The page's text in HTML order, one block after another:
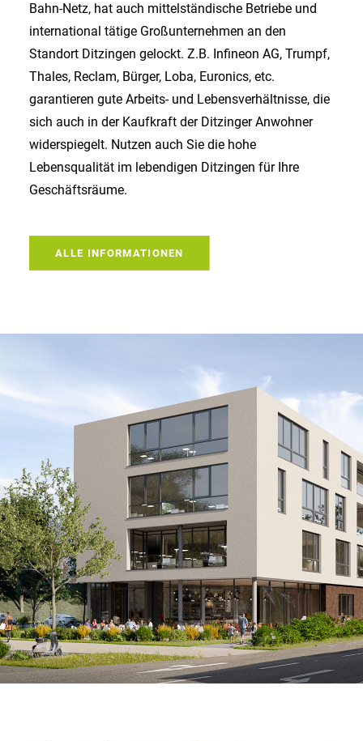
Bahn-Netz, hat auch mittelständische Betriebe und
international tätige Großunternehmen an den
Standort Ditzingen gelockt. Z.B. Infineon AG, Trumpf,
Thales, Reclam, Bürger, Loba, Euronics, etc.
garantieren gute Arbeits- und Lebensverhältnisse, die
sich auch in der Kaufkraft der Ditzinger Anwohner
widerspiegelt. Nutzen auch Sie die hohe
Lebensqualität im lebendigen Ditzingen für Ihre
Geschäftsräume.
ALLE INFORMATIONEN